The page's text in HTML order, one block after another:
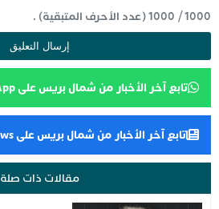
1000
/
1000(عدد الأحرف المتبقية) .
تابع آخر الأخبار من شمال بريس على WhatsApp
تابع آخر الأخبار من شمال بريس على Google News
مقالات ذات صلة